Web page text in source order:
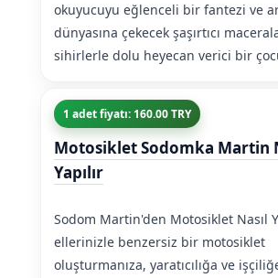
okuyucuyu eğlenceli bir fantezi ve
dünyasına çekecek şaşırtıcı
sihirlerle dolu heyecan verici bir
1 adet fiyatı: 160.00 TRY
Motosiklet Sodomka Martin
Yapılır
Sodom Martin'den Motosiklet Nasıl
ellerinizle benzersiz bir motosiklet
oluşturmanıza, yaratıcılığa ve